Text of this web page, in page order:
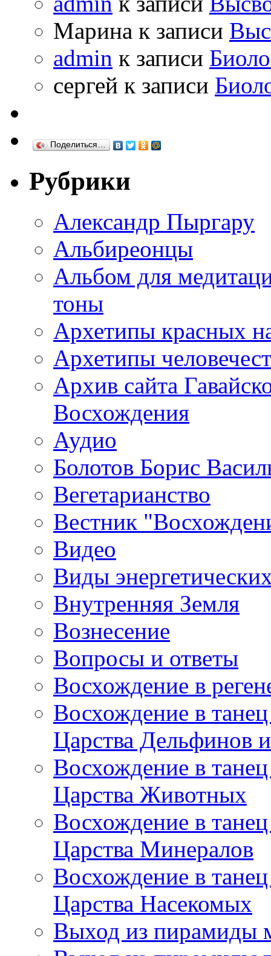
Марина к записи
admin к записи
сергей к записи
Поделиться…
Рубрики
Александр Пыргару
Альбиреонцы
Альбом для
тоны
Архетипы красных
Архетипы
Архив сайта
Восхождения
Аудио
Болотов Борис
Вегетарианство
Вестник
Видео
Виды
Внутренняя Земля
Вознесение
Вопросы и ответы
Восхождение в
Восхождение в
Царства Дельфинов
Восхождение в
Царства Животных
Восхождение в
Царства Минералов
Восхождение в
Царства Насекомых
Выход из пирамиды